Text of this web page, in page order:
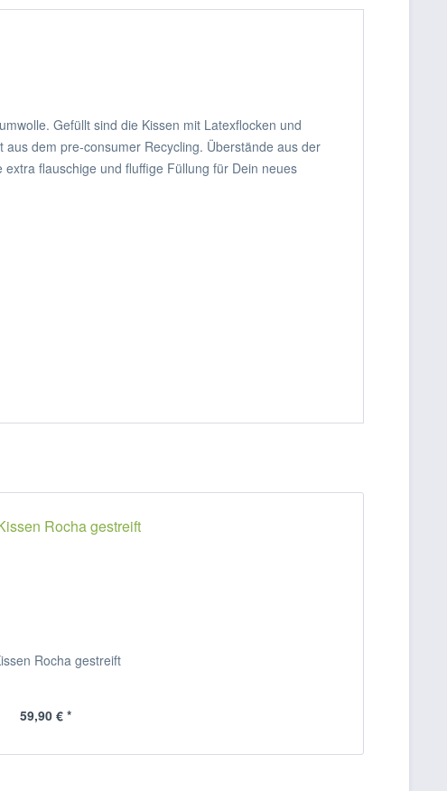
Gefüllt sind die Kissen mit Latexflocken und
dem pre-consumer Recycling. Überstände aus der
flauschige und fluffige Füllung für Dein neues
Rocha gestreift
59,90 € *